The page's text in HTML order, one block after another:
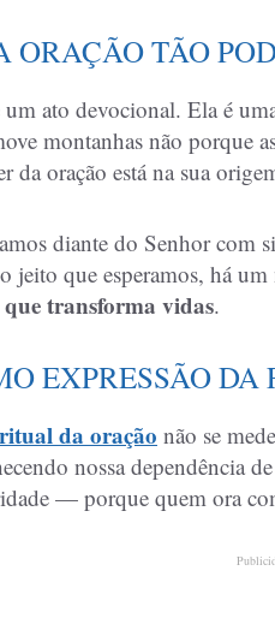
ORAÇÃO TÃO
ato devocional. Ela é
montanhas não porque
da oração está na sua
diante do Senhor com
jeito que esperamos, há
transforma vidas.
EXPRESSÃO DA
da oração não se
nossa dependência
— porque quem ora